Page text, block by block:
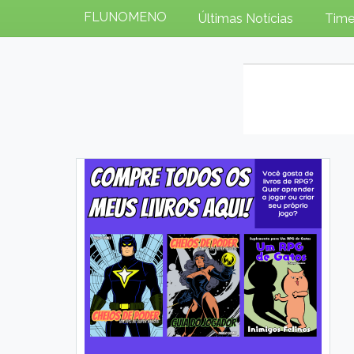
FLUNOMENO Últimas Notícias